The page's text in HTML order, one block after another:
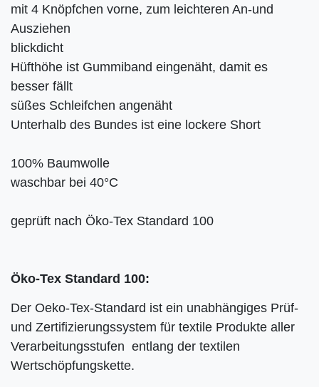
mit 4 Knöpfchen vorne, zum leichteren An-und
Ausziehen
blickdicht
Hüfthöhe ist Gummiband eingenäht, damit es
besser fällt
süßes Schleifchen angenäht
Unterhalb des Bundes ist eine lockere Short
100% Baumwolle
waschbar bei 40°C
geprüft nach Öko-Tex Standard 100
Öko-Tex Standard 100:
Der Oeko-Tex-Standard ist ein unabhängiges Prüf-
und Zertifizierungssystem für textile Produkte aller
Verarbeitungsstufen entlang der textilen
Wertschöpfungskette.